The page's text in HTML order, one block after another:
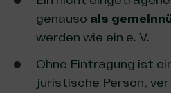
genauso als
werden wie ein e. V.
Ohne Eintragung ist
juristische Person,